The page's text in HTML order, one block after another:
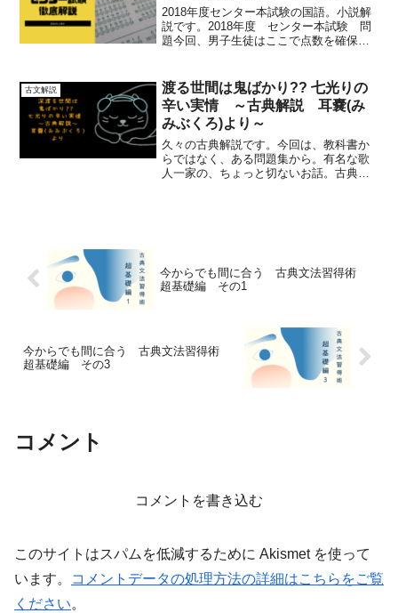
2018年度センター本試験の国語。小説解
説です。2018年度 センター本試験 問
題今回、男子生徒はここで点数を確保で
て恋愛もの、更に人の生き死が関わった
分野になると、途端...
古文解説
渡る世間は鬼ばかり?? 七光りの
辛い実情 ～古典解説 耳嚢(み
みぶくろ)より～
久々の古典解説です。今回は、教科書か
らではなく、ある問題集から。有名な歌
人一家の、ちょっと切ないお話。古典っ
今からでも間に合う 古典文法習得術
超基礎編 その1
今からでも間に合う 古典文法習得術
超基礎編 その3
コメント
コメントを書き込む
このサイトはスパムを低減するために Akismet を使って
います。
コメントデータの処理方法の詳細はこちらをご覧
ください。